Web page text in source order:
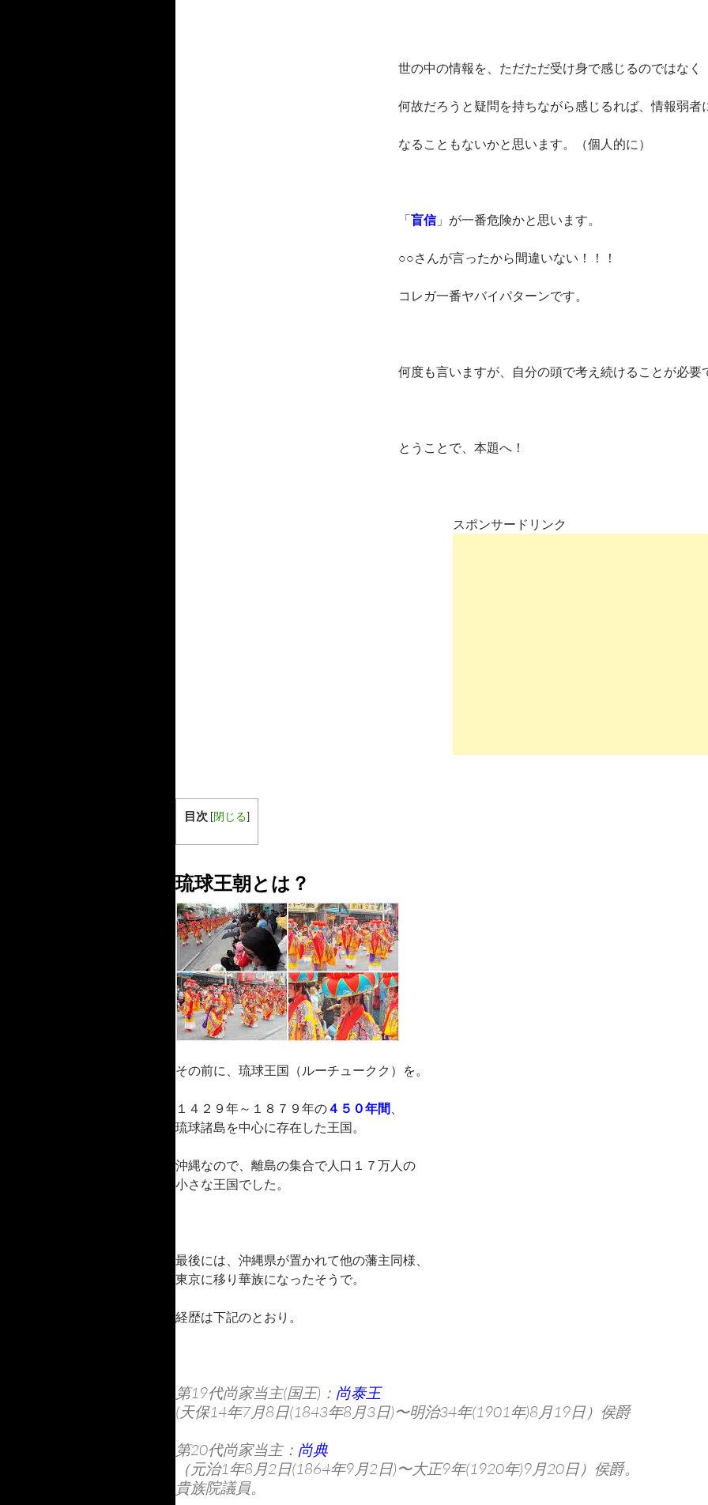
世の中の情報を、ただただ受け身で感じるのではなく
何故だろうと疑問を持ちながら感じるれば、情報弱者
なることもないかと思います。（個人的に）
「盲信」が一番危険かと思います。
○○さんが言ったから間違いない！！！
コレガ一番ヤバイパターンです。
何度も言いますが、自分の頭で考え続けることが必要
とうことで、本題へ！
スポンサードリンク
目次 [閉じる]
琉球王朝とは？
その前に、琉球王国（ルーチュークク）を。
１４２９年～１８７９年の４５０年間
琉球諸島を中心に存在した王国。
沖縄なので、離島の集合で人口１７万人の
小さな王国でした。
最後には、沖縄県が置かれて他の藩主同様、
東京に移り華族になったそうで。
経歴は下記のとおり。
第19代尚家当主(国王)： 尚泰王
(天保14年7月8日(1843年8月3日)〜明治34年(1901年)8月19日）侯爵
第20代尚家当主： 尚典
（元治1年8月2日(1864年9月2日)〜大正9年(1920年)9月20日）侯爵。
貴族院議員。